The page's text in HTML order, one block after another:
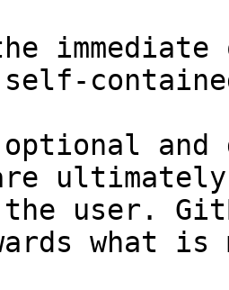
and
user.
what